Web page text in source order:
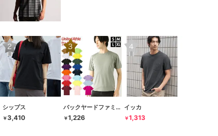
シップス
￥3,410
バックヤードファミリー
￥1,226
イッカ
￥1,313